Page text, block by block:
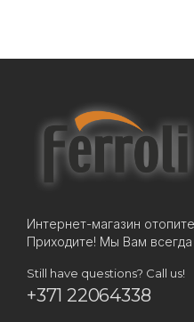
Интернет-магазин
Приходите! Мы Вам
Still have questions? Call us!
+371 22064338